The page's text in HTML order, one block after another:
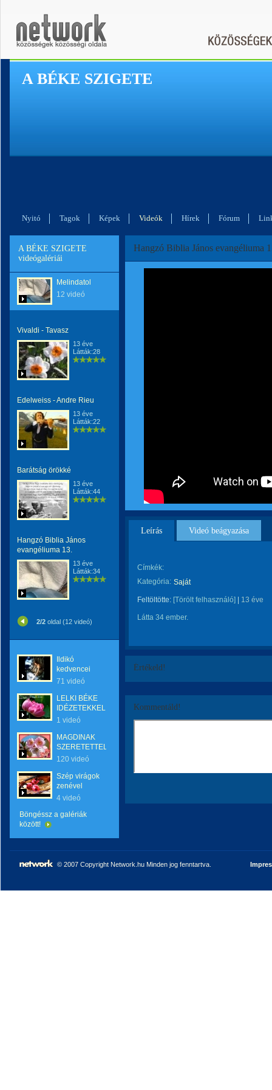
A BÉKE SZIGETE
Nyitó Tagok Képek Videók Hírek Fórum
A BÉKE SZIGETE
videógalériái
Melindatol
12 videó
Vivaldi - Tavasz
13 éve
Látták:28
Edelweiss - Andre Rieu
13 éve
Látták:22
Barátság örökké
13 éve
Látták:44
Hangzó Biblia János
evangéliuma 13.
13 éve
Látták:34
2/2 oldal (12 videó)
Ildikó
kedvencei
71 videó
LELKI BÉKE
IDÉZETEKKEL
1 videó
MAGDINAK
SZERETETTEL
120 videó
Szép virágok
zenével
4 videó
Böngéssz a galériák
között!
Hangzó Biblia János evangéliuma
Leírás Videó beágyazása
Címkék:
Kategória: Saját
Feltöltötte: [Törölt felhasználó] 13 éve
Látta 34 ember.
Értékeld!
Kommentáld!
© 2007 Copyright Network.hu Minden jog fenntartva.